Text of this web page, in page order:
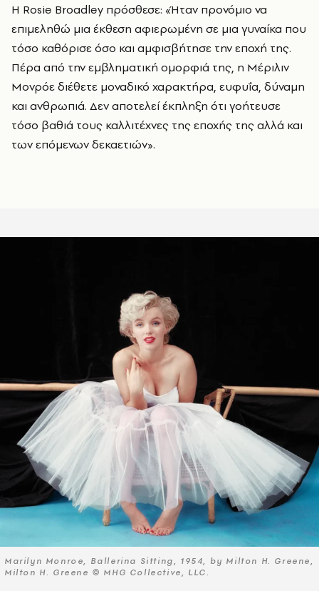
Η Rosie Broadley πρόσθεσε: «Ήταν προνόμιο να
επιμεληθώ μια έκθεση αφιερωμένη σε μια γυναίκα που
τόσο καθόρισε όσο και αμφισβήτησε την εποχή της.
Πέρα από την εμβληματική ομορφιά της, η Μέριλιν
Μονρόε διέθετε μοναδικό χαρακτήρα, ευφυΐα, δύναμη
και ανθρωπιά. Δεν αποτελεί έκπληξη ότι γοήτευσε
τόσο βαθιά τους καλλιτέχνες της εποχής της αλλά και
των επόμενων δεκαετιών».
Marilyn Monroe, Ballerina Sitting, 1954, by Milton H. Greene,
Milton H. Greene © MHG Collective, LLC.